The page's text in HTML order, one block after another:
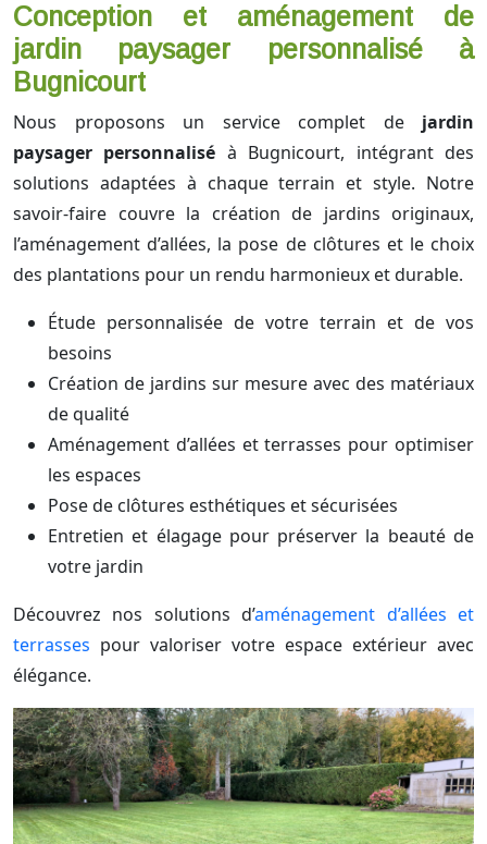
Conception et aménagement de
jardin paysager personnalisé à
Bugnicourt
Nous proposons un service complet de jardin
paysager personnalisé à Bugnicourt, intégrant des
solutions adaptées à chaque terrain et style. Notre
savoir-faire couvre la création de jardins originaux,
l’aménagement d’allées, la pose de clôtures et le choix
des plantations pour un rendu harmonieux et durable.
Étude personnalisée de votre terrain et de vos
besoins
Création de jardins sur mesure avec des matériaux
de qualité
Aménagement d’allées et terrasses pour optimiser
les espaces
Pose de clôtures esthétiques et sécurisées
Entretien et élagage pour préserver la beauté de
votre jardin
Découvrez nos solutions d’aménagement d’allées et
terrasses pour valoriser votre espace extérieur avec
élégance.